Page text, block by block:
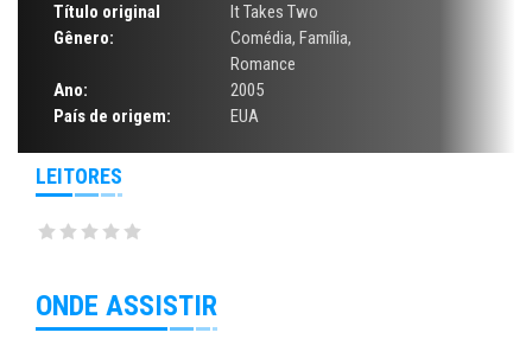
Título original
It Takes Two
Gênero:
Comédia, Família,
Romance
Ano:
2005
País de origem:
EUA
LEITORES
ONDE ASSISTIR